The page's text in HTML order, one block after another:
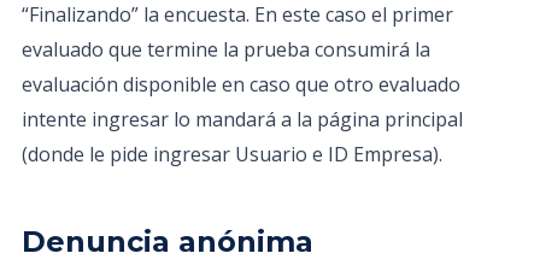
“Finalizando” la encuesta. En este caso el primer
evaluado que termine la prueba consumirá la
evaluación disponible en caso que otro evaluado
intente ingresar lo mandará a la página principal
(donde le pide ingresar Usuario e ID Empresa).
Denuncia anónima